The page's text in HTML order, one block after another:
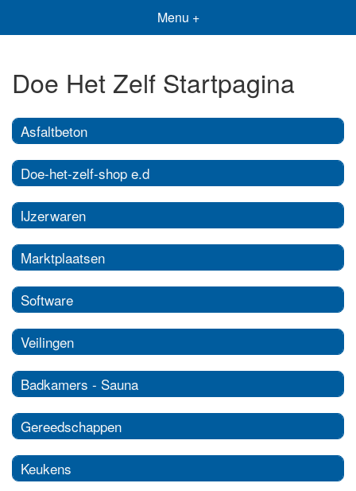
Menu +
Doe Het Zelf Startpagina
Asfaltbeton
Doe-het-zelf-shop e.d
IJzerwaren
Marktplaatsen
Software
Veilingen
Badkamers - Sauna
Gereedschappen
Keukens